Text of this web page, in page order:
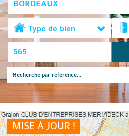
Type de bien
MISE À JOUR !